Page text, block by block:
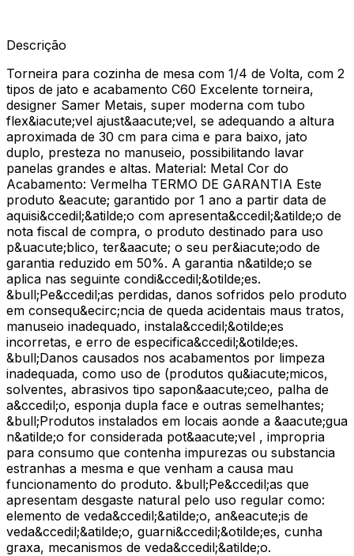
Descrição
Torneira para cozinha de mesa com 1/4 de Volta, com 2
tipos de jato e acabamento C60 Excelente torneira,
designer Samer Metais, super moderna com tubo
flex&iacute;vel ajust&aacute;vel, se adequando a altura
aproximada de 30 cm para cima e para baixo, jato
duplo, presteza no manuseio, possibilitando lavar
panelas grandes e altas. Material: Metal Cor do
Acabamento: Vermelha TERMO DE GARANTIA Este
produto &eacute; garantido por 1 ano a partir data de
aquisi&ccedil;&atilde;o com apresenta&ccedil;&atilde;o de
nota fiscal de compra, o produto destinado para uso
p&uacute;blico, ter&aacute; o seu per&iacute;odo de
garantia reduzido em 50%. A garantia n&atilde;o se
aplica nas seguinte condi&ccedil;&otilde;es.
&bull;Pe&ccedil;as perdidas, danos sofridos pelo produto
em consequ&ecirc;ncia de queda acidentais maus tratos,
manuseio inadequado, instala&ccedil;&otilde;es
incorretas, e erro de especifica&ccedil;&otilde;es.
&bull;Danos causados nos acabamentos por limpeza
inadequada, como uso de (produtos qu&iacute;micos,
solventes, abrasivos tipo sapon&aacute;ceo, palha de
a&ccedil;o, esponja dupla face e outras semelhantes;
&bull;Produtos instalados em locais aonde a &aacute;gua
n&atilde;o for considerada pot&aacute;vel , impropria
para consumo que contenha impurezas ou substancia
estranhas a mesma e que venham a causa mau
funcionamento do produto. &bull;Pe&ccedil;as que
apresentam desgaste natural pelo uso regular como:
elemento de veda&ccedil;&atilde;o, an&eacute;is de
veda&ccedil;&atilde;o, guarni&ccedil;&otilde;es, cunha
graxa, mecanismos de veda&ccedil;&atilde;o.